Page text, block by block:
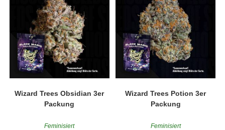
Wizard Trees Obsidian 3er
Packung
Feminisiert
Wizard Trees Potion 3er
Packung
Feminisiert